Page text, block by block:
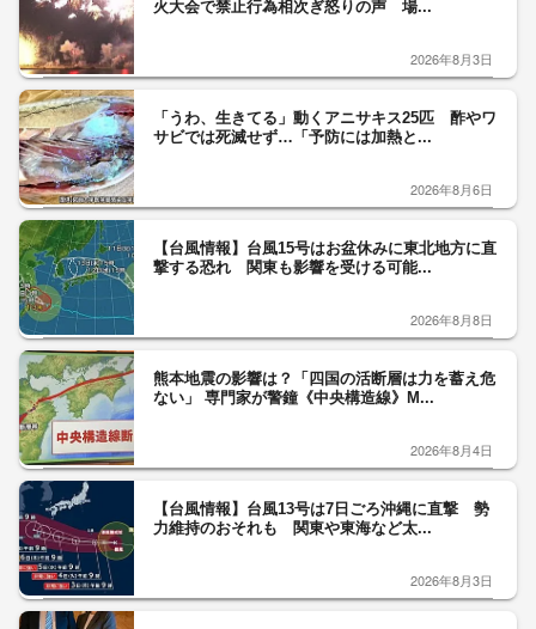
火大会で禁止行為相次ぎ怒りの声 場...
2026年8月3日
「うわ、生きてる」動くアニサキス25匹 酢やワ
サビでは死滅せず…「予防には加熱と...
2026年8月6日
【台風情報】台風15号はお盆休みに東北地方に直
撃する恐れ 関東も影響を受ける可能...
2026年8月8日
熊本地震の影響は？「四国の活断層は力を蓄え危
ない」 専門家が警鐘《中央構造線》M...
2026年8月4日
【台風情報】台風13号は7日ごろ沖縄に直撃 勢
力維持のおそれも 関東や東海など太...
2026年8月3日